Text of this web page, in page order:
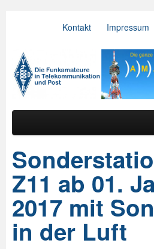
Kontakt Impressum
VFDB e.V.
Hauptmenü
Der Verein
Referate
BV & OV
Relais
Z11 ab 01.
2017 mit
in der Luft